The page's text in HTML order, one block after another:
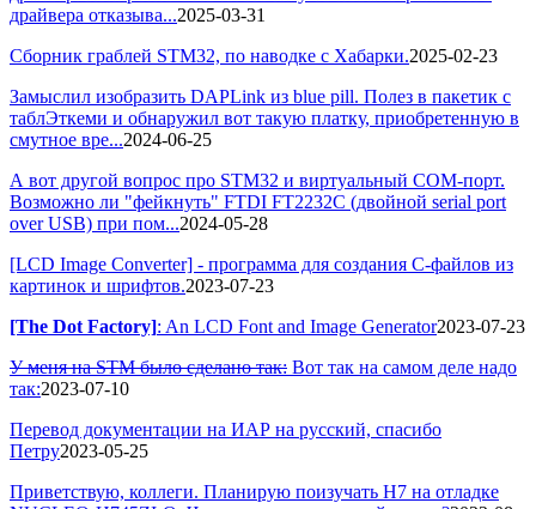
драйвера отказыва...2025-03-31
Сборник граблей STM32, по наводке с Хабарки.2025-02-23
Замыслил изобразить DAPLink из blue рill. Полез в пакетик с
таблЭткеми и обнаружил вот такую платку, приобретенную в
смутное вре...2024-06-25
А вот другой вопрос про STM32 и виртуальный COM-порт.
Возможно ли "фейкнуть" FTDI FT2232C (двойной serial port
over USB) при пом...2024-05-28
[LCD Image Converter] - программа для создания С-файлов из
картинок и шрифтов.2023-07-23
[The Dot Factory]: An LCD Font and Image Generator2023-07-23
У меня на STM было сделано так: Вот так на самом деле надо
так:2023-07-10
Перевод документации на ИАР на русский, спасибо
Петру2023-05-25
Приветствую, коллеги. Планирую поизучать H7 на отладке